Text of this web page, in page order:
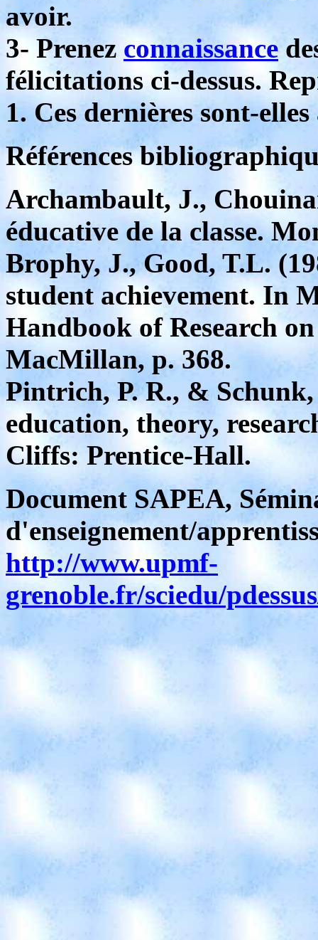
avoir.
3- Prenez connaissance
félicitations ci-dessus.
1. Ces dernières sont-elles
Références
Archambault, J.,
éducative de la classe.
Brophy, J., Good, T.L.
student achievement. In
Handbook of Research
MacMillan, p. 368.
Pintrich, P. R., &
education, theory,
Cliffs: Prentice-Hall.
Document SAPEA,
d'enseignement/
http://www.upmf-
grenoble.fr/sciedu/